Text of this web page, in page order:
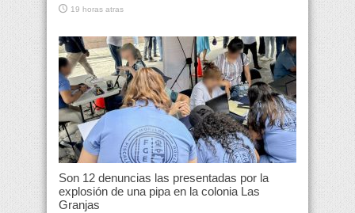
19 horas atras
Son 12 denuncias las presentadas por la
explosión de una pipa en la colonia Las
Granjas